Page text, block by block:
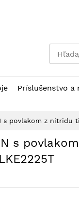
Príslušenstvo a
s povlakom z nitridu
s